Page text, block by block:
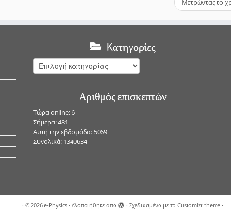
Μετρώντας το
Kατηγορίες
Kατηγορίες
Αριθμός επισκεπτών
Τώρα online: 6
Σήμερα: 481
Αυτή την εβδομάδα: 5069
Συνολικά: 1340634
· © 2026 e-Physics · Υλοποιήθηκε από · Σχεδιασμένο με το Customizr theme ·